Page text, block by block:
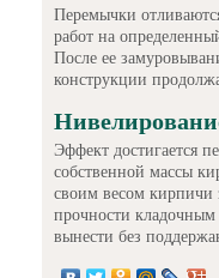
Перемычки
работ на
После ее
конструкции
Эффект достигается
собственной массы
своим весом кирпичи
прочности кладочным
вынести без